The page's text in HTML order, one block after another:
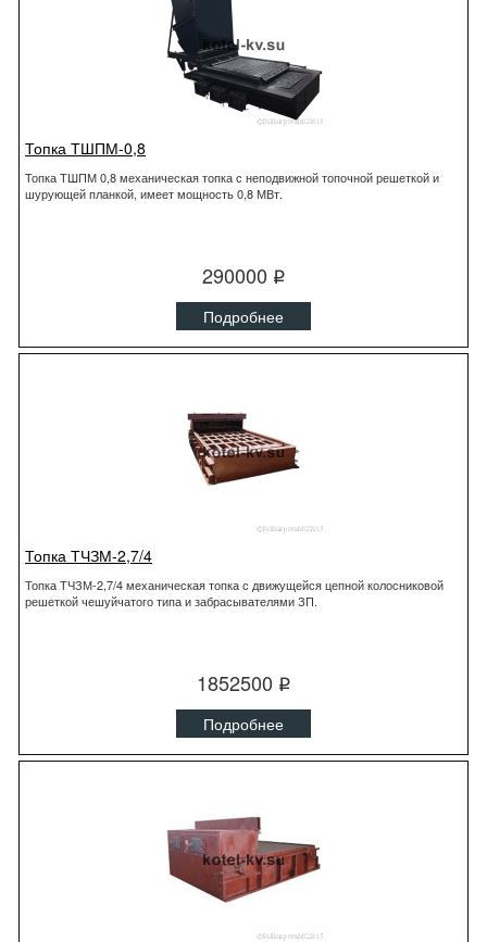
Топка ТШПМ-0,8
Топка ТШПМ 0,8 механическая топка с неподвижной топочной решеткой и
шурующей планкой, имеет мощность 0,8 МВт.
290000 q
Подробнее
Топка ТЧЗМ-2,7/4
Топка ТЧЗМ-2,7/4 механическая топка с движущейся цепной колосниковой
решеткой чешуйчатого типа и забрасывателями ЗП.
1852500 q
Подробнее